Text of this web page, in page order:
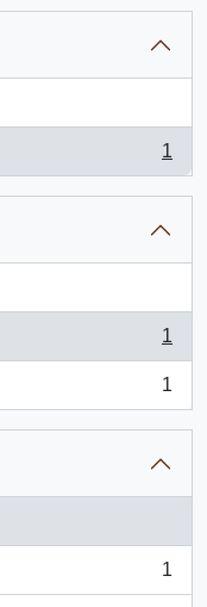
1
1
1
1